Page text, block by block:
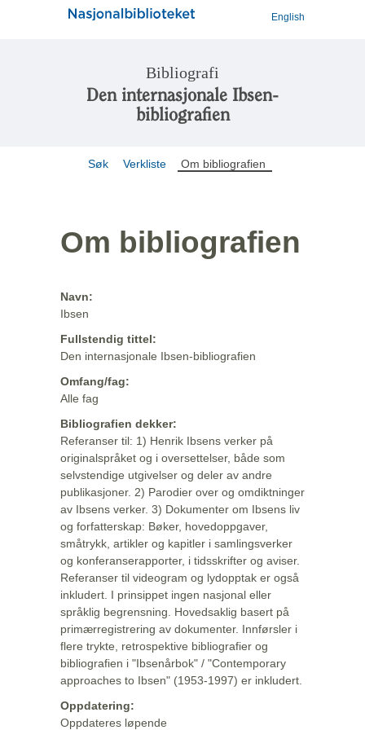
English
Bibliografi
Den internasjonale Ibsen-
bibliografien
Søk Verkliste Om bibliografien
Om bibliografien
Navn:
Ibsen
Fullstendig tittel:
Den internasjonale Ibsen-bibliografien
Omfang/fag:
Alle fag
Bibliografien dekker:
Referanser til: 1) Henrik Ibsens verker på
originalspråket og i oversettelser, både som
selvstendige utgivelser og deler av andre
publikasjoner. 2) Parodier over og omdiktninger
av Ibsens verker. 3) Dokumenter om Ibsens liv
og forfatterskap: Bøker, hovedoppgaver,
småtrykk, artikler og kapitler i samlingsverker
og konferanserapporter, i tidsskrifter og aviser.
Referanser til videogram og lydopptak er også
inkludert. I prinsippet ingen nasjonal eller
språklig begrensning. Hovedsaklig basert på
primærregistrering av dokumenter. Innførsler i
flere trykte, retrospektive bibliografier og
bibliografien i "Ibsenårbok" / "Contemporary
approaches to Ibsen" (1953-1997) er inkludert.
Oppdatering:
Oppdateres løpende